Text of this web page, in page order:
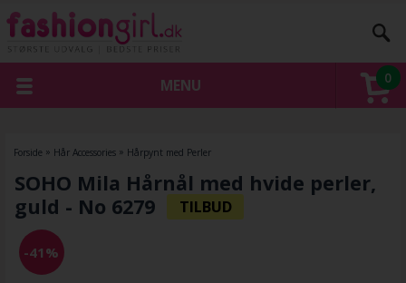
0
MENU
Forside » Hår Accessories» Hårpynt med Perler
SOHO Mila Hårnål med hvide perler,
guld - No 6279
-41%